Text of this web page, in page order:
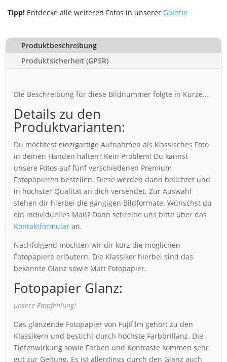
Tipp! Entdecke alle weiteren Fotos in unserer Galerie
Produktbeschreibung
Produktsicherheit (GPSR)
Die Beschreibung für diese Bildnummer folgte in Kürze...
Details zu den
Produktvarianten:
Du möchtest einzigartige Aufnahmen als klassisches Foto
in deinen Händen halten? Kein Problem! Du kannst
unsere Fotos auf fünf verschiedenen Premium
Fotopapieren bestellen. Diese werden dann belichtet und
in höchster Qualität an dich versendet. Zur Auswahl
stehen dir hierbei die gängigen Bildformate. Wünschst du
ein individuelles Maß? Dann schreibe uns bitte über das
Kontaktformular an.
Nachfolgend möchten wir dir kurz die möglichen
Fotopapiere erläutern. Die Klassiker hierbei sind das
bekannte Glanz sowie Matt Fotopapier.
Fotopapier Glanz:
unsere Empfehlung!
Das glänzende Fotopapier von Fujifilm gehört zu den
Klassikern und besticht durch höchste Farbbrillanz. Die
Tiefenwirkung sowie Farben und Kontraste kommen sehr
gut zur Geltung. Es ist allerdings durch den Glanz auch